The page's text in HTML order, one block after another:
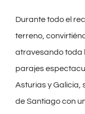
Durante todo el
terreno,
atravesando toda
parajes
Asturias y Galicia,
de Santiago con